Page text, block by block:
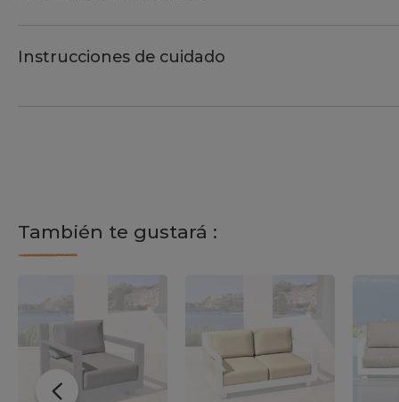
Instrucciones de cuidado
También te gustará :